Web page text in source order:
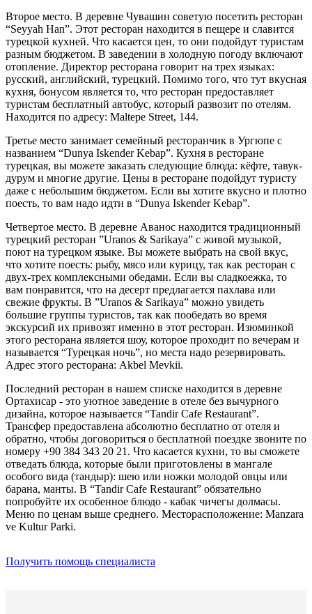
Второе место. В деревне Чувашин советую посетить ресторан
“Seyyah Han”. Этот ресторан находится в пещере и славится
турецкой кухней. Что касается цен, то они подойдут туристам
разным бюджетом. В заведении в холодную погоду включают
отопление. Директор ресторана говорит на трех языках:
русский, английский, турецкий. Помимо того, что тут вкусная
кухня, бонусом является то, что ресторан предоставляет
туристам бесплатный автобус, который развозит по отелям.
Находится по адресу: Maltepe Street, 144.
Третье место занимает семейный ресторанчик в Ургюпе с
названием “Dunya Iskender Kebap”. Кухня в ресторане
турецкая, вы можете заказать следующие блюда: кёфте, тавук-
дурум и многие другие. Цены в ресторане подойдут туристу
даже с небольшим бюджетом. Если вы хотите вкусно и плотно
поесть, то вам надо идти в “Dunya Iskender Kebap”.
Четвертое место. В деревне Аванос находится традиционный
турецкий ресторан ”Uranos & Sarikaya” с живой музыкой,
поют на турецком языке. Вы можете выбрать на свой вкус,
что хотите поесть: рыбу, мясо или курицу, так как ресторан с
двух-трех комплексными обедами. Если вы сладкоежка, то
вам понравится, что на десерт предлагается пахлава или
свежие фрукты. В ”Uranos & Sarikaya” можно увидеть
большие группы туристов, так как пообедать во время
экскурсий их привозят именно в этот ресторан. Изюминкой
этого ресторана является шоу, которое проходит по вечерам и
называется “Турецкая ночь”, но места надо резервировать.
Адрес этого ресторана: Akbel Mevkii.
Последний ресторан в нашем списке находится в деревне
Ортахисар - это уютное заведение в отеле без вычурного
дизайна, которое называется “Tandir Cafe Restaurant”.
Трансфер предоставлена абсолютно бесплатно от отеля и
обратно, чтобы договориться о бесплатной поездке звоните по
номеру +90 384 343 20 21. Что касается кухни, то вы сможете
отведать блюда, которые были приготовлены в мангале
особого вида (тандыр): шею или ножки молодой овцы или
барана, манты. В “Tandir Cafe Restaurant” обязательно
попробуйте их особенное блюдо - кабак чичегы долмасы.
Меню по ценам выше среднего. Месторасположение: Manzara
ve Kultur Parki.
Получить помощь специалиста